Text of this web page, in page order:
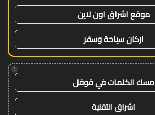
موقع اشراق اون لاين
اركان سياحة وسفر
!
مسك الكلمات في قوقل
اشراق التقنية